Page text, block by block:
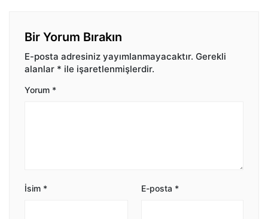
Bir Yorum Bırakın
E-posta adresiniz yayımlanmayacaktır. Gerekli
alanlar * ile işaretlenmişlerdir.
Yorum *
İsim * E-posta *